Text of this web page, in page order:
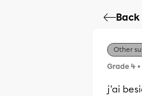
Back
Other
Grade 4
j'ai